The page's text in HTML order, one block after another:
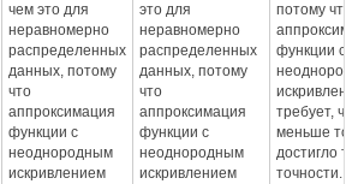
чем это для
неравномерно
распределенных
данных, потому
что
аппроксимация
функции с
неоднородным
искривлением
это для
неравномерно
распределенных
данных, потому
что
аппроксимация
функции с
неоднородным
искривлением
потому что
функции с
требует,
меньше
достигло
точности.